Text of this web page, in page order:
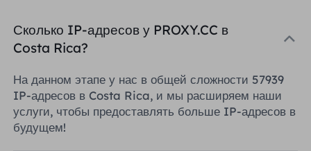
Сколько IP-адресов у PROXY.CC в
Costa Rica?
На данном этапе у нас в общей сложности 57939
IP-адресов в Costa Rica, и мы расширяем наши
услуги, чтобы предоставлять больше IP-адресов в
будущем!